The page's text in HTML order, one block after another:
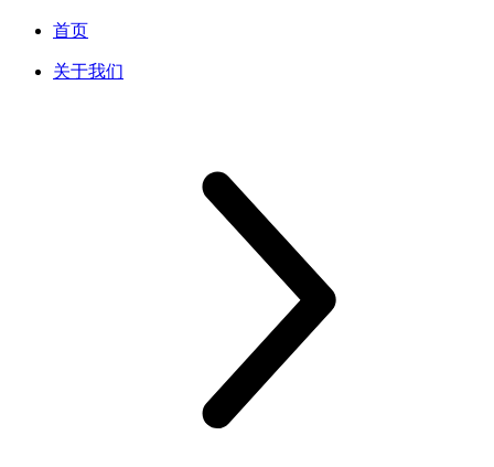
首页
关于我们